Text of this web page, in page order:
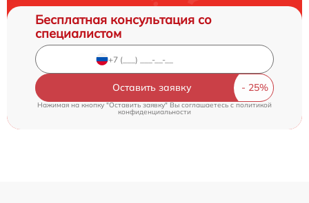
Бесплатная консультация со
специалистом
Оставить заявку
Нажимая на кнопку "Оставить заявку" Вы соглашаетесь c политикой
конфиденциальности